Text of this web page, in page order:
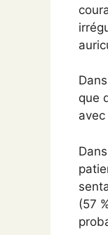
que
avec
(57